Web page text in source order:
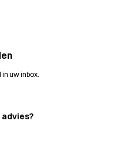
uw inbox.